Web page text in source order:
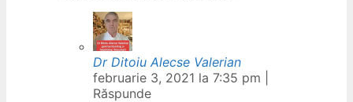
Dr Ditoiu Alecse Valerian
februarie 3, 2021 la 7:35 pm
Răspunde